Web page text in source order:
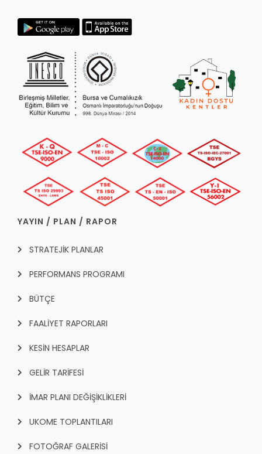
YAYIN / PLAN / RAPOR
STRATEJİK PLANLAR
PERFORMANS PROGRAMI
BÜTÇE
FAALİYET RAPORLARI
KESİN HESAPLAR
GELİR TARİFESİ
İMAR PLANI DEĞİŞİKLİKLERİ
UKOME TOPLANTILARI
FOTOĞRAF GALERİSİ